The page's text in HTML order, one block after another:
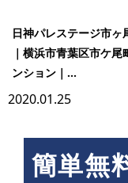
日神パレステージ市ヶ
｜横浜市青葉区市ケ尾
ンション｜...
2020.01.25
簡単無